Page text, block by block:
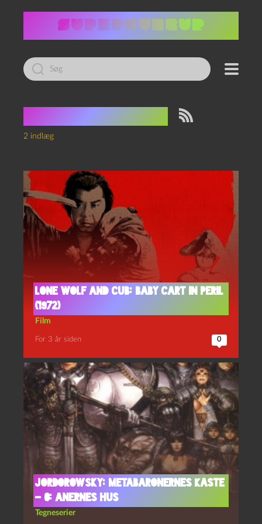
Led
efter:
2 indlæg
Lone wolf and cub: Baby cart in peril
(1972)
Film
For 3 år siden 0
Jordorowsky: Metabaronernes Kaste
– 0: Anernes hus
Tegneserier